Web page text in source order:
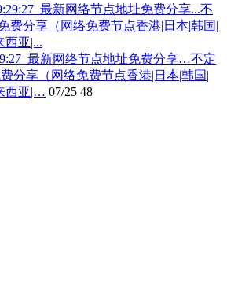
最新网络节点地址免费分享…不定
分享（网络免费节点香港|日本|韩国|
西亚|… 07/25 48